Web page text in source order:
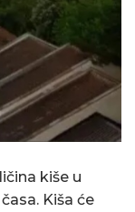
kiše u
Kiša će